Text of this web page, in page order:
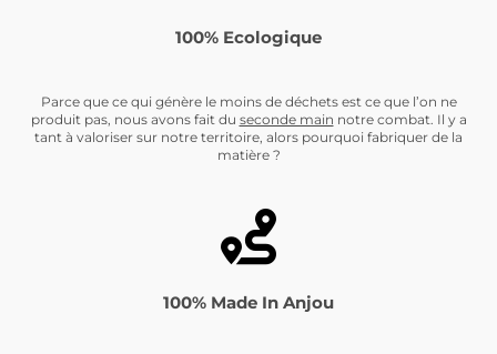
100% Ecologique
Parce que ce qui génère le moins de déchets est ce que l’on ne
produit pas, nous avons fait du seconde main notre combat. Il y a
tant à valoriser sur notre territoire, alors pourquoi fabriquer de la
matière ?
100% Made In Anjou